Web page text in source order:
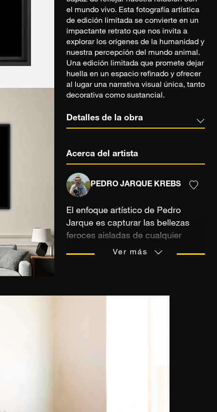
el mundo vivo. Esta fotografía artística
de edición limitada se convierte en un
impactante retrato que nos invita a
explorar los orígenes de la humanidad y
nuestra percepción del mundo animal.
Una edición limitada que promete dejar
huella en un espacio refinado y ofrecer
al lugar una narrativa visual única, tanto
decorativa como sustancial.
Detalles de la obra
Acerca del artista
PEDRO JARQUE KREBS
El enfoque artístico de Pedro
Jarque es capturar las bellezas
feroces aisladas de cualquier
contexto como si hubieran sido
Ver más